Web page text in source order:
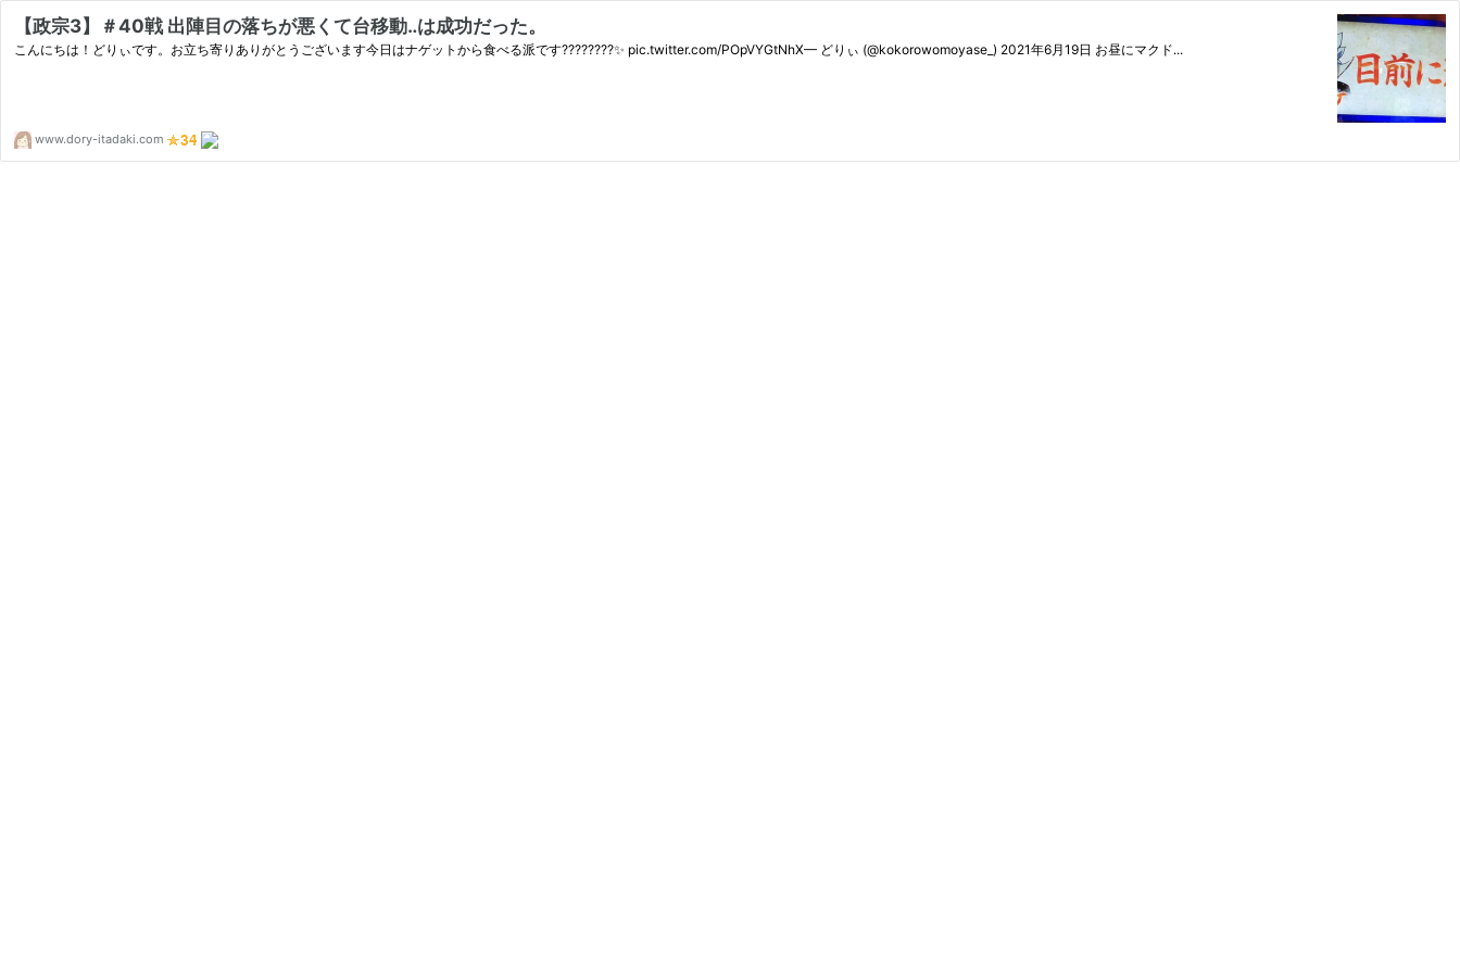
【政宗3】＃40戦 出陣目の落ちが悪くて台移動‥は成功だった。
こんにちは！どりぃです。お立ち寄りありがとうございます今日はナゲットから食べる派です????????✨ pic.twitter.com/POpVYGtNhX— どりぃ (@kokorowomoyase_) 2021年6月19日 お昼にマクド...
www.dory-itadaki.com